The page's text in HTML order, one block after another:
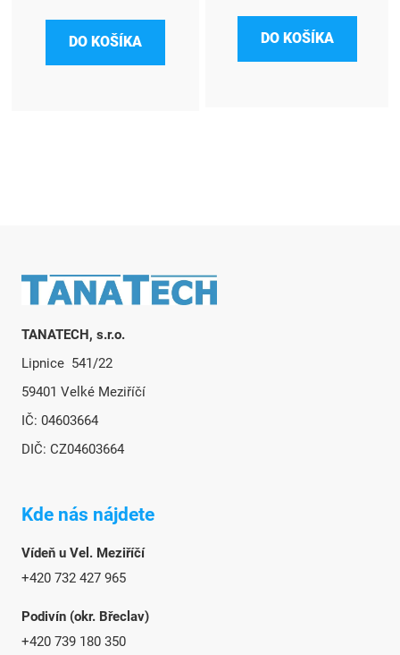
DO KOŠÍKA DO KOŠÍKA
Zápätie
TANATECH, s.r.o.
Lipnice 541/22
59401 Velké Meziříčí
IČ: 04603664
DIČ: CZ04603664
Kde nás nájdete
Vídeň u Vel. Meziříčí
+420 732 427 965
Podivín (okr. Břeclav)
+420 739 180 350